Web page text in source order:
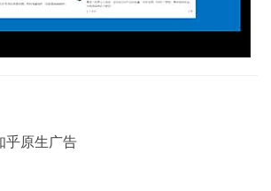
乎原生广告